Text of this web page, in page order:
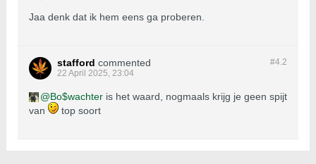
Jaa denk dat ik hem eens ga proberen.
#4.2
stafford commented
22 April 2025, 23:04
Bo$wachter is het waard, nogmaals krijg je geen spijt
van
top soort